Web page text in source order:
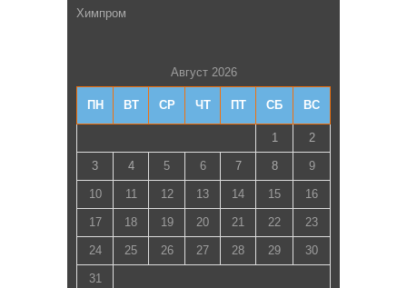
Химпром
Август 2026
ПН ВТ СР ЧТ ПТ СБ ВС
1 2
3 4 5 6 7 8 9
10 11 12 13 14 15 16
17 18 19 20 21 22 23
24 25 26 27 28 29 30
31